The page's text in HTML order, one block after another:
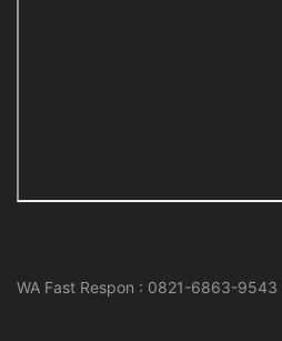
WA Fast Respon : 0821-6863-9543